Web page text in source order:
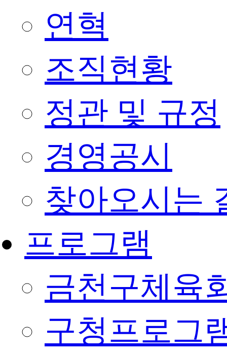
연혁
조직현황
정관 및 규정
경영공시
찾아오시는
프로그램
금천구체육
구청프로그